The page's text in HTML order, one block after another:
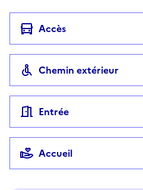
Accès
Chemin extérieur
Entrée
Accueil